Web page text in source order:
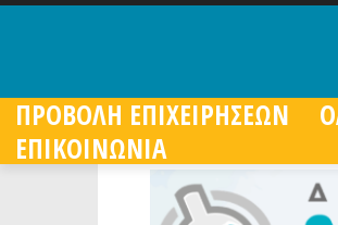
ΠΡΟΒΟΛΗ ΕΠΙΧΕΙΡΗΣΕΩΝ
ΕΠΙΚΟΙΝΩΝΙΑ